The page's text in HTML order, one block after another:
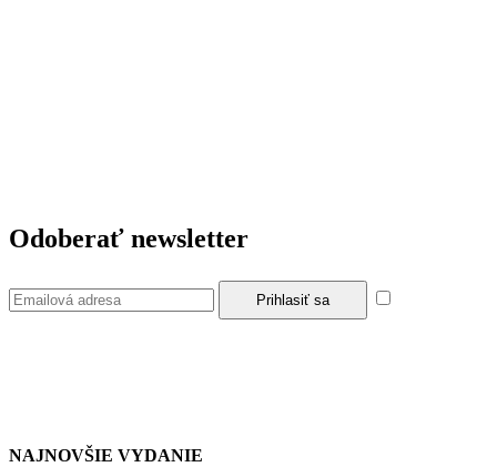
Odoberať newsletter
NAJNOVŠIE VYDANIE